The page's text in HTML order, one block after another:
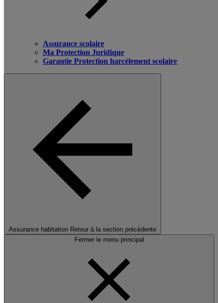
Assurance scolaire
Ma Protection Juridique
Garantie Protection harcèlement scolaire
Assurance habitation Retour à la section précédente
Fermer le menu principal